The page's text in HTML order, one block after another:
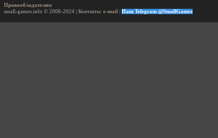
Правообладателям
small-games.info © 2008-2024 | Контакты: e-mail Наш Telegram @SmallGamez